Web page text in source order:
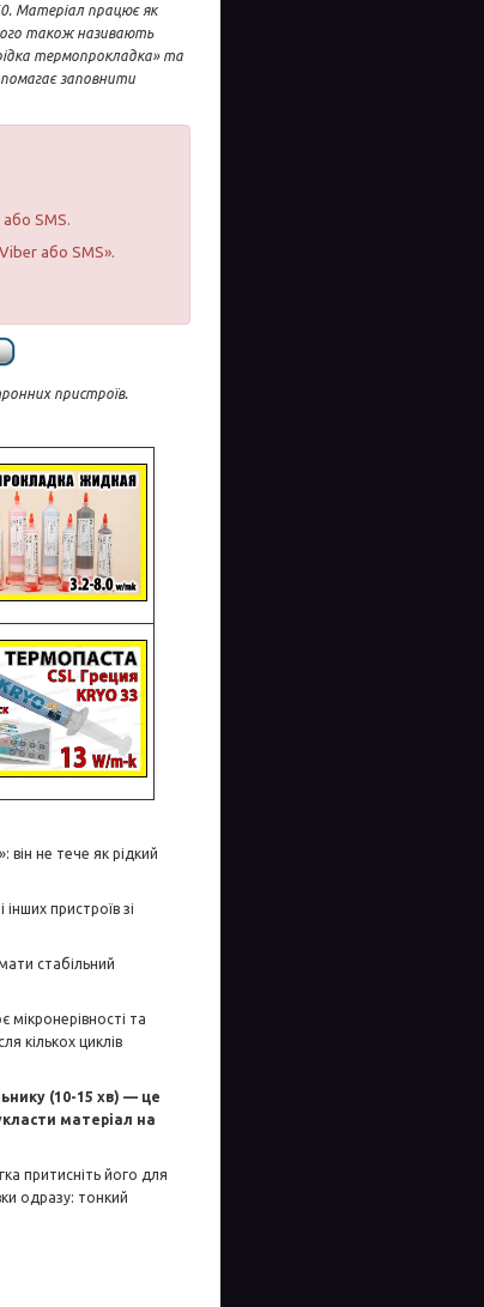
Матеріал працює як
також називають
термопрокладка» та
заповнити
SMS.
або SMS».
пристроїв.
не тече як рідкий
пристроїв зі
стабільний
та
кількох циклів
(10-15 хв) — це
матеріал на
притисніть його для
одразу: тонкий